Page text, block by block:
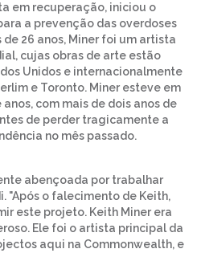
em recuperação, iniciou o
a prevenção das overdoses
26 anos, Miner foi um artista
cujas obras de arte estão
Unidos e internacionalmente
e Toronto. Miner esteve em
com mais de dois anos de
de perder tragicamente a
no mês passado.
abençoada por trabalhar
"Após o falecimento de Keith,
este projeto. Keith Miner era
Ele foi o artista principal da
aqui na Commonwealth, e